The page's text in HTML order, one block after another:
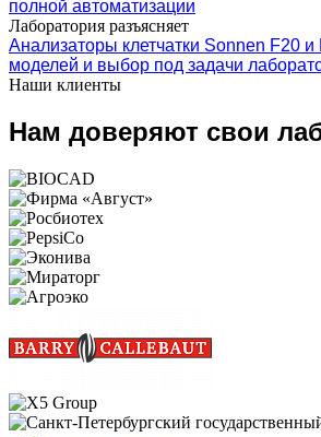
полной автоматизации
Лаборатория разъясняет
Анализаторы клетчатки Sonnen F20
моделей и выбор под задачи
Наши клиенты
Нам доверяют свои